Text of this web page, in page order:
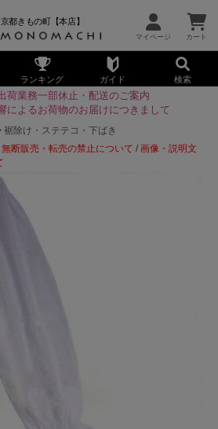
京都きもの町【本店】
ランキング ガイド 検索
荷業務一部休止・配送のご案内
によるお荷物のお届けにつきまして
裾除け・ステテコ・下ばき
無断販売・転売の禁止について /画像・説明文